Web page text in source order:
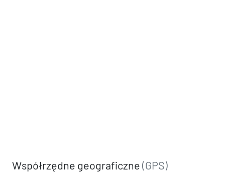
Współrzędne geograficzne(GPS)